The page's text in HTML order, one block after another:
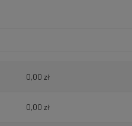
0,00 zł
0,00 zł